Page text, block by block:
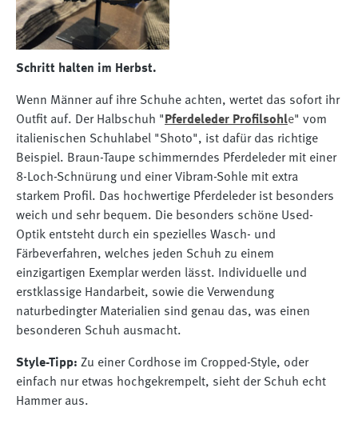
Schritt halten im Herbst.
Wenn Männer auf ihre Schuhe achten, wertet das sofort ihr
Outfit auf. Der Halbschuh "Pferdeleder Profilsohle" vom
italienischen Schuhlabel "Shoto", ist dafür das richtige
Beispiel. Braun-Taupe schimmerndes Pferdeleder mit einer
8-Loch-Schnürung und einer Vibram-Sohle mit extra
starkem Profil. Das hochwertige Pferdeleder ist besonders
weich und sehr bequem. Die besonders schöne Used-
Optik entsteht durch ein spezielles Wasch- und
Färbeverfahren, welches jeden Schuh zu einem
einzigartigen Exemplar werden lässt. Individuelle und
erstklassige Handarbeit, sowie die Verwendung
naturbedingter Materialien sind genau das, was einen
besonderen Schuh ausmacht.
Style-Tipp: Zu einer Cordhose im Cropped-Style, oder
einfach nur etwas hochgekrempelt, sieht der Schuh echt
Hammer aus.